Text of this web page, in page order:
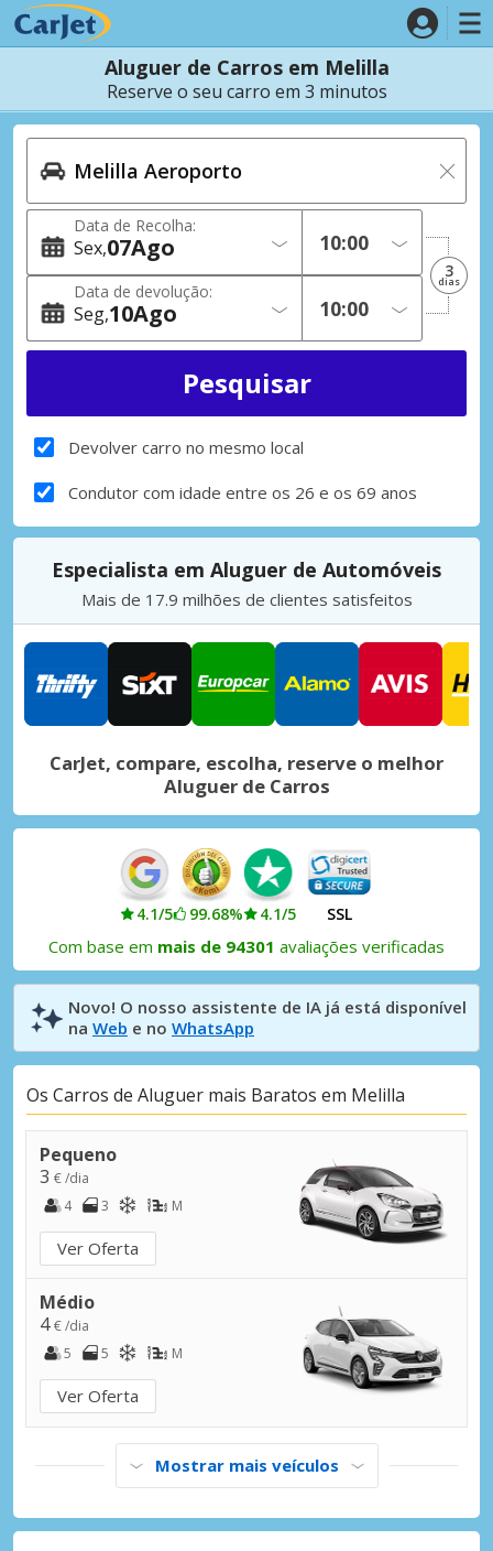
Aluguer de Carros em Melilla
Reserve o seu carro em 3 minutos
Data de Recolha:
Sex 07Ago
Data de devolução:
Seg 10Ago
3
dias
Devolver carro no mesmo local
Condutor com idade entre os 26 e os 69 anos
Especialista em Aluguer de Automóveis
Mais de 17.9 milhões de clientes satisfeitos
CarJet, compare, escolha, reserve o melhor
Aluguer de Carros
4.1/5 99.68% 4.1/5 SSL
Com base em mais de 94301 avaliações verificadas
Novo! O nosso assistente de IA já está disponível
na Web e no WhatsApp
Os Carros de Aluguer mais Baratos em Melilla
Pequeno
3 € /dia
4
3 M
Ver Oferta
Médio
4€ /dia
5
5 M
Ver Oferta
Mostrar mais veículos